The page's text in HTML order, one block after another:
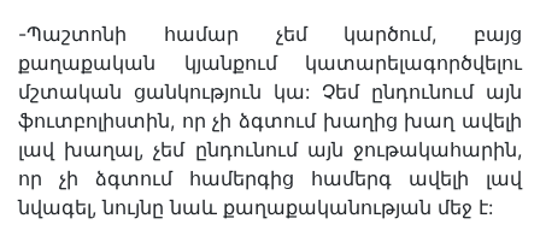
-Պաշտոնի համար չեմ կարծում, բայց
քաղաքական կյանքում կատարելագործվելու
մշտական ցանկություն կա: Չեմ ընդունում այն
ֆուտբոլիստին, որ չի ձգտում խաղից խաղ ավելի
լավ խաղալ, չեմ ընդունում այն ջութակահարին,
որ չի ձգտում համերգից համերգ ավելի լավ
նվագել, նույնը նաև քաղաքականության մեջ է: